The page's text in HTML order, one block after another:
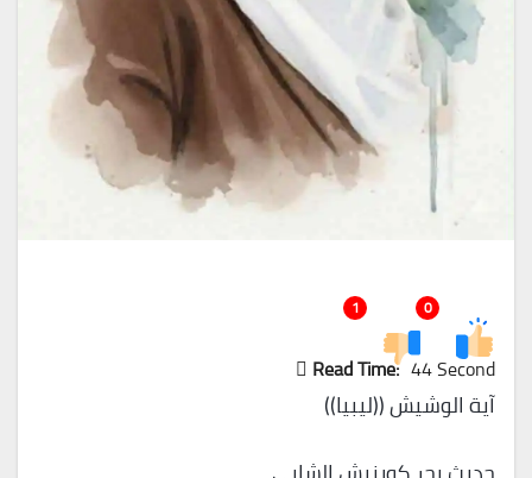
0
1
Read Time: 44 Second
آية الوشيش ((ليبيا))